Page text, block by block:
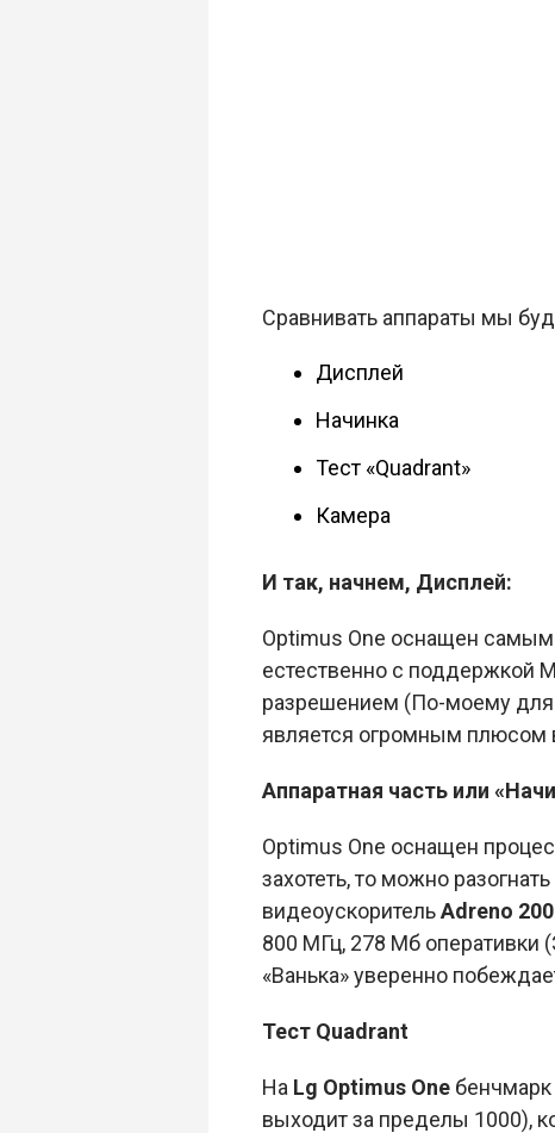
Сравнивать аппараты мы
Дисплей
Начинка
Тест «Quadrant»
Камера
И так, начнем, Дисплей:
Optimus One оснащен
естественно с поддержкой
разрешением (По-моему для
является огромным плюсом
Аппаратная часть или
Optimus One оснащен
захотеть, то можно
видеоускорительAdreno 200
800 МГц, 278 Мб оперативки
«Ванька» уверенно
Тест Quadrant
На Lg Optimus Oneбенчмарк
выходит за пределы 1000),